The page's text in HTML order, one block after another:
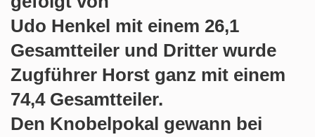
Udo Henkel mit einem 26,1
Gesamtteiler und Dritter wurde
Zugführer Horst ganz mit einem
74,4 Gesamtteiler.
Den Knobelpokal gewann bei